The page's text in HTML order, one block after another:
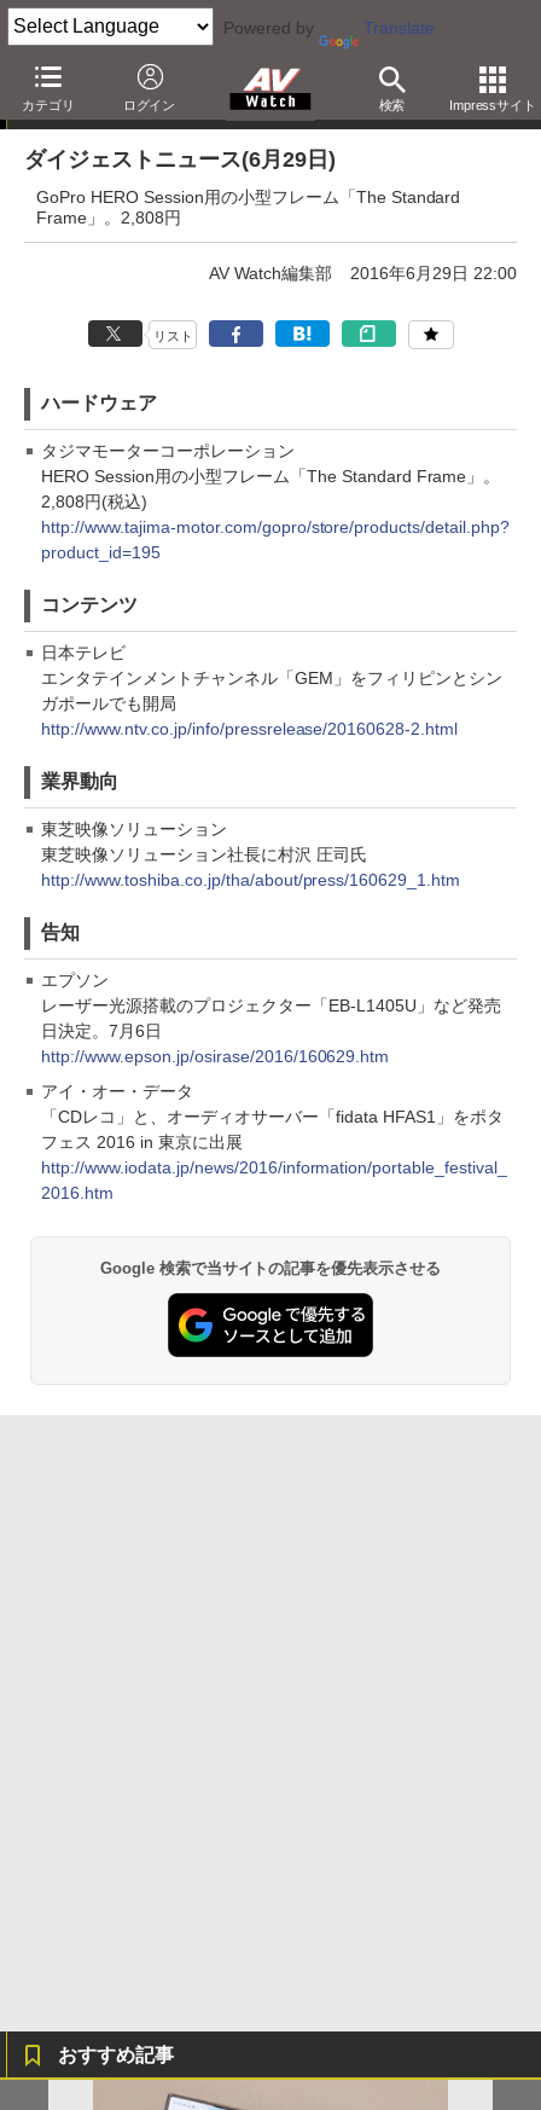
Powered by Translate
カテゴリ ログイン 検索 Impressサイト
ダイジェストニュース
ダイジェストニュース(6月29日)
GoPro HERO Session用の小型フレーム「The Standard
Frame」。2,808円
AV Watch編集部 2016年6月29日 22:00
リスト
ハードウェア
タジマモーターコーポレーション
HERO Session用の小型フレーム「The Standard Frame」。
2,808円(税込)
http://www.tajima-motor.com/gopro/store/products/detail.php?
product_id=195
コンテンツ
日本テレビ
エンタテインメントチャンネル「GEM」をフィリピンとシン
ガポールでも開局
http://www.ntv.co.jp/info/pressrelease/20160628-2.html
業界動向
東芝映像ソリューション
東芝映像ソリューション社長に村沢 圧司氏
http://www.toshiba.co.jp/tha/about/press/160629_1.htm
告知
エプソン
レーザー光源搭載のプロジェクター「EB-L1405U」など発売
日決定。7月6日
http://www.epson.jp/osirase/2016/160629.htm
アイ・オー・データ
「CDレコ」と、オーディオサーバー「fidata HFAS1」をポタ
フェス 2016 in 東京に出展
http://www.iodata.jp/news/2016/information/portable_festival_
2016.htm
Google 検索で当サイトの記事を優先表示させる
おすすめ記事